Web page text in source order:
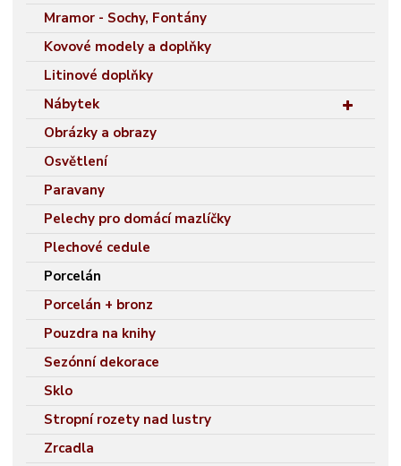
Mramor - Sochy, Fontány
Kovové modely a doplňky
Litinové doplňky
Nábytek
Obrázky a obrazy
Osvětlení
Paravany
Pelechy pro domácí mazlíčky
Plechové cedule
Porcelán
Porcelán + bronz
Pouzdra na knihy
Sezónní dekorace
Sklo
Stropní rozety nad lustry
Zrcadla